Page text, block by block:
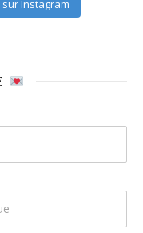
sur Instagram